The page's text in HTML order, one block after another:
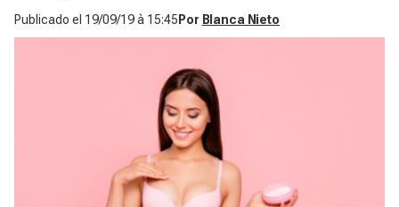
Publicado el 19/09/19 à 15:45 Por Blanca Nieto